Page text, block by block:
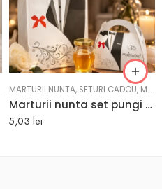
MARTURII NUNTA, SETURI CADOU, MARTURII
Marturii nunta set pungi si borcane M3902 | eMarturii
5,03 lei